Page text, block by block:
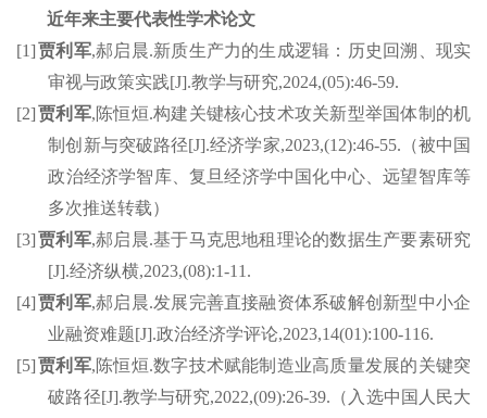
近年来主要代表性学术论文
[1] 贾利军,郝启晨.新质生产力的生成逻辑：历史回溯、现实
审视与政策实践[J].教学与研究,2024,(05):46-59.
[2] 贾利军,陈恒烜.构建关键核心技术攻关新型举国体制的机
制创新与突破路径[J].经济学家,2023,(12):46-55. （被中国
政治经济学智库、复旦经济学中国化中心、远望智库等
多次推送转载）
[3] 贾利军,郝启晨.基于马克思地租理论的数据生产要素研究
[J].经济纵横,2023,(08):1-11.
[4] 贾利军,郝启晨.发展完善直接融资体系破解创新型中小企
业融资难题[J].政治经济学评论,2023,14(01):100-116.
[5] 贾利军,陈恒烜.数字技术赋能制造业高质量发展的关键突
破路径[J].教学与研究,2022,(09):26-39. （入选中国人民大